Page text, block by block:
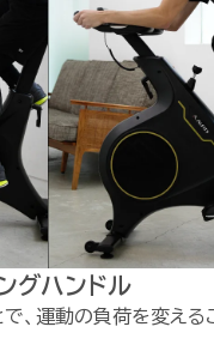
グハンドル
、運動の負荷を変える